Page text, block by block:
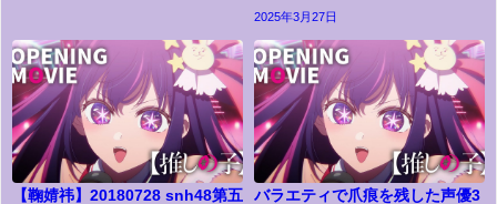
2025年3月27日
【鞠婧祎】20180728 snh48第五
バラエティで爪痕を残した声優3